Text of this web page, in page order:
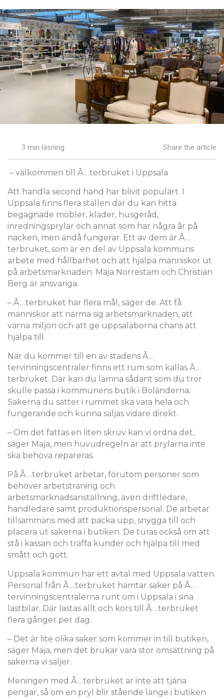
3 min läsning Share the article
– välkommen till Ã…terbruket i Uppsala
Att handla second hand har blivit populärt. I
Uppsala finns flera ställen där du kan hitta
begagnade möbler, kläder, husgeråd,
inredningsprylar och annat som har några år på
nacken, men ändå fungerar. Ett av dem är Ã…
terbruket, som är en del av Uppsala kommuns
arbete med hållbarhet och att hjälpa människor ut
på arbetsmarknaden. Maja Norrestam och Christian
Berg är ansvariga.
– Ã…terbruket har flera mål, säger de. Att få
människor att närma sig arbetsmarknaden, att
värna miljön och att ge uppsalaborna chans att
hjälpa till.
När du kommer till en av stadens Ã…
tervinningscentraler finns ett rum som kallas Ã…
terbruket. Där kan du lämna sådant som du tror
skulle passa i kommunens butik i Boländerna.
Sakerna du sätter i rummet ska vara hela och
fungerande och kunna säljas vidare direkt.
– Om det fattas en liten skruv kan vi ordna det,
säger Maja, men huvudregeln är att prylarna inte
ska behöva repareras.
På Ã…terbruket arbetar, förutom personer som
behöver arbetsträning och
arbetsmarknadsanställning, även driftledare,
handledare samt produktionspersonal. De arbetar
tillsammans med att packa upp, snygga till och
placera ut sakerna i butiken. De turas också om att
stå i kassan och träffa kunder och hjälpa till med
smått och gott.
Uppsala kommun har ett avtal med Uppsala vatten.
Personal från Ã…terbruket hämtar saker på Ã…
tervinningscentralerna runt om i Uppsala i sina
lastbilar. Där lastas allt och körs till Ã…terbruket
flera gånger per dag.
– Det är lite olika saker som kommer in till butiken,
säger Maja, men det brukar vara stor omsättning på
sakerna vi säljer.
Meningen med Ã…terbruket är inte att tjäna
pengar, så om en pryl blir stående länge i butiken